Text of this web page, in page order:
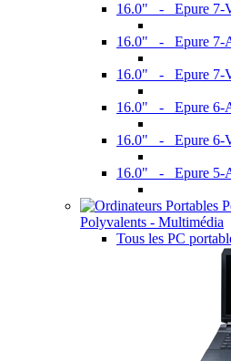
16.0" - Epure 7-
16.0" - Epure 7-
16.0" - Epure 7-
16.0" - Epure 6-
16.0" - Epure 6-
16.0" - Epure 5-
Polyvalents - Multimédia
Tous les PC